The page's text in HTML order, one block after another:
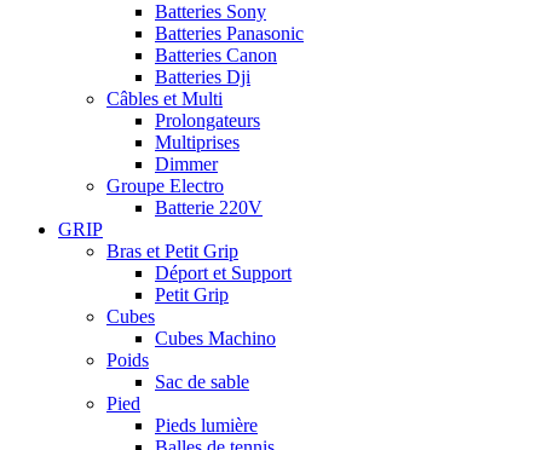
Batteries Sony
Batteries Panasonic
Batteries Canon
Batteries Dji
Câbles et Multi
Prolongateurs
Multiprises
Dimmer
Groupe Electro
Batterie 220V
GRIP
Bras et Petit Grip
Déport et Support
Petit Grip
Cubes
Cubes Machino
Poids
Sac de sable
Pied
Pieds lumière